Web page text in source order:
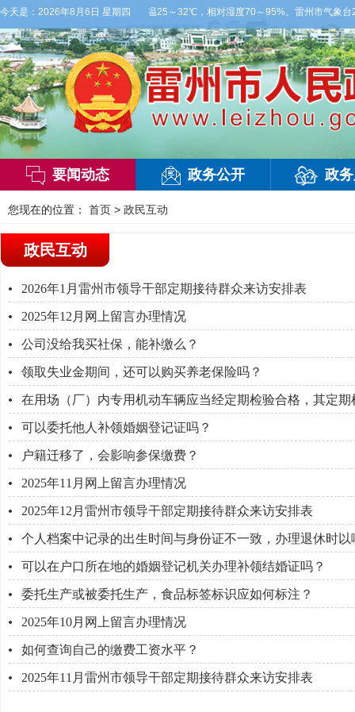
今天是： 2026年8月6日 星期四
，局部大雨，东南风2～3级，气温25～32℃，相对湿度70～95%。雷州市气象台
要闻动态 政务公开 政
您现在的位置： 首页 > 政民互动
政民互动
2026年1月雷州市领导干部定期接待群众来访安排表
2025年12月网上留言办理情况
公司没给我买社保，能补缴么？
领取失业金期间，还可以购买养老保险吗？
在用场（厂）内专用机动车辆应当经定期检验合格，其定
可以委托他人补领婚姻登记证吗？
户籍迁移了，会影响参保缴费？
2025年11月网上留言办理情况
2025年12月雷州市领导干部定期接待群众来访安排表
个人档案中记录的出生时间与身份证不一致，办理退休时以
可以在户口所在地的婚姻登记机关办理补领结婚证吗？
委托生产或被委托生产，食品标签标识应如何标注？
2025年10月网上留言办理情况
如何查询自己的缴费工资水平？
2025年11月雷州市领导干部定期接待群众来访安排表